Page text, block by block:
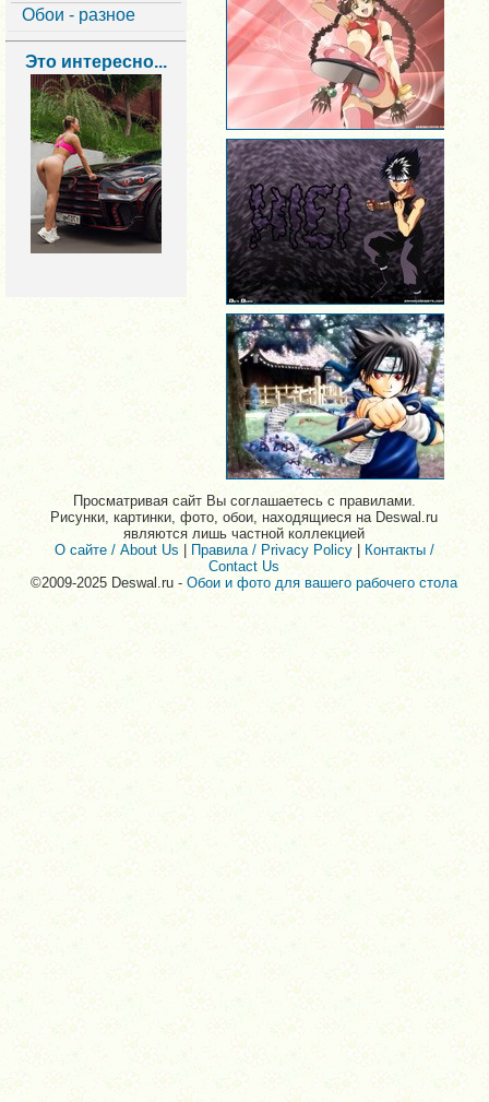
Обои - разное
Это интересно...
Просматривая сайт Вы соглашаетесь с правилами.
Рисунки, картинки, фото, обои, находящиеся на Deswal.ru
являются лишь частной коллекцией
О сайте / About Us
Правила / Privacy Policy| Контакты /
Contact Us
©2009-2025 Deswal.ru -Обои и фото для вашего рабочего стола